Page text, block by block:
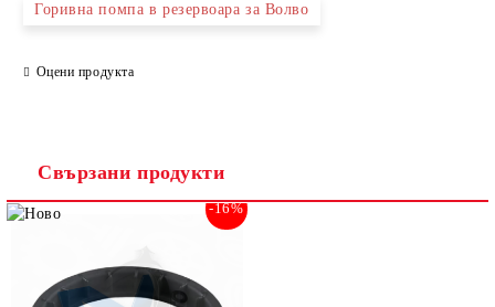
Съгласен съм с
Горивна помпа в резервоара за Волво
Оцени продукта
Свързани продукти
-16%